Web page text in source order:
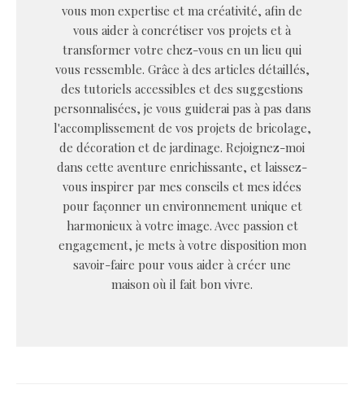
vous mon expertise et ma créativité, afin de
vous aider à concrétiser vos projets et à
transformer votre chez-vous en un lieu qui
vous ressemble. Grâce à des articles détaillés,
des tutoriels accessibles et des suggestions
personnalisées, je vous guiderai pas à pas dans
l'accomplissement de vos projets de bricolage,
de décoration et de jardinage. Rejoignez-moi
dans cette aventure enrichissante, et laissez-
vous inspirer par mes conseils et mes idées
pour façonner un environnement unique et
harmonieux à votre image. Avec passion et
engagement, je mets à votre disposition mon
savoir-faire pour vous aider à créer une
maison où il fait bon vivre.